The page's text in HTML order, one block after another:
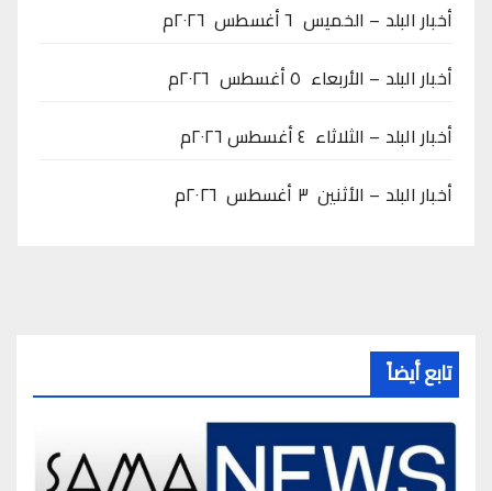
أخبار البلد – الخميس ٦ أغسطس ٢٠٢٦م
أخبار البلد – الأربعاء ٥ أغسطس ٢٠٢٦م
أخبار البلد – الثلاثاء ٤ أغسطس ٢٠٢٦م
أخبار البلد – الأثنين ٣ أغسطس ٢٠٢٦م
تابع أيضاً